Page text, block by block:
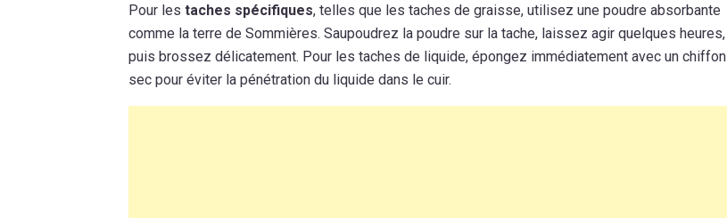
Pour les taches spécifiques, telles que les taches de graisse, utilisez une poudre absorbante
comme la terre de Sommières. Saupoudrez la poudre sur la tache, laissez agir quelques heures,
puis brossez délicatement. Pour les taches de liquide, épongez immédiatement avec un chiffon
sec pour éviter la pénétration du liquide dans le cuir.